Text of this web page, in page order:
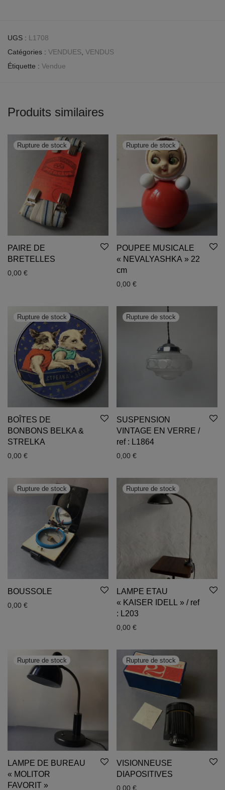
UGS : L1708
Catégories : VENDUES VENDUS
Étiquette : Vendue
Produits similaires
PAIRE DE
BRETELLES
0,00 €
POUPEE MUSICALE
« NEVALYASHKA » 22
cm
0,00 €
BOÎTES DE
BONBONS BELKA &
STRELKA
0,00 €
SUSPENSION
VINTAGE EN VERRE /
ref : L1864
0,00 €
BOUSSOLE
0,00 €
LAMPE ETAU
« KAISER IDELL » / ref
: L203
0,00 €
LAMPE DE BUREAU
« MOLITOR
FAVORIT »
VISIONNEUSE
DIAPOSITIVES
0,00 €